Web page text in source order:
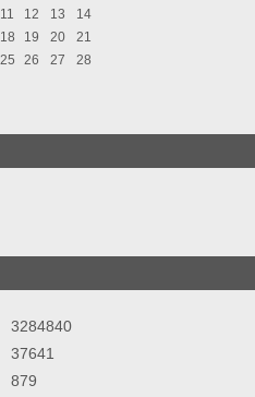
11 12 13
14
18 19 20
21
25 26 27
28
3284840
37641
879